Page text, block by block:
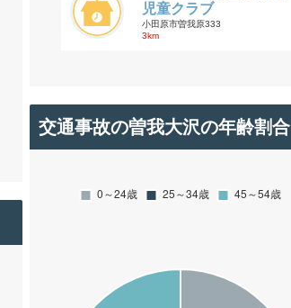
児童クラブ
小田原市曽我原333
3km
交通事故の曽我大沢の年齢割合